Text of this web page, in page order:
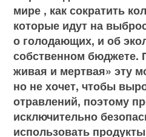
мире , как сократить
которые идут на
о голодающих, и об
собственном бюджете.
живая и мертвая» эту
но не хочет, чтобы
отравлений, поэтому
исключительно
использовать